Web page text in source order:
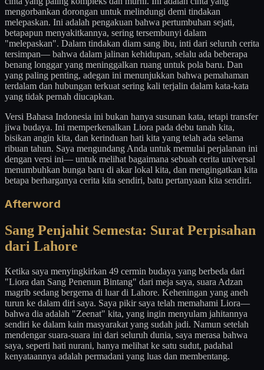
mengorbankan dorongan untuk melindungi demi tindakan
melepaskan. Ini adalah pengakuan bahwa pertumbuhan sejati,
betapapun menyakitkannya, sering tersembunyi dalam
"melepaskan". Dalam tindakan diam sang ibu, inti dari seluruh cerita
tersimpan— bahwa dalam jalinan kehidupan, selalu ada beberapa
benang longgar yang meninggalkan ruang untuk pola baru. Dan
yang paling penting, adegan ini menunjukkan bahwa pemahaman
terdalam dan hubungan terkuat sering kali terjalin dalam kata-kata
yang tidak pernah diucapkan.
Versi Bahasa Indonesia ini bukan hanya susunan kata, tetapi transfer
jiwa budaya. Ini memperkenalkan Liora pada debu tanah kita,
bisikan angin kita, dan kerinduan hati kita yang telah ada selama
ribuan tahun. Saya mengundang Anda untuk memulai perjalanan ini
dengan versi ini— untuk melihat bagaimana sebuah cerita universal
menumbuhkan bunga baru di akar lokal kita, dan mengingatkan kita
betapa berharganya cerita kita sendiri, batu pertanyaan kita sendiri.
Afterword
Sang Penjahit Semesta: Surat Perpisahan
dari Lahore
Ketika saya menyingkirkan 49 cermin budaya yang berbeda dari
"Liora dan Sang Penenun Bintang" dari meja saya, suara Adzan
magrib sedang bergema di luar di Lahore. Keheningan yang aneh
turun ke dalam diri saya. Saya pikir saya telah memahami Liora—
bahwa dia adalah "Zeenat" kita, yang ingin menyulam jahitannya
sendiri ke dalam kain masyarakat yang sudah jadi. Namun setelah
mendengar suara-suara ini dari seluruh dunia, saya merasa bahwa
saya, seperti hati nurani, hanya melihat ke satu sudut, padahal
kenyataannya adalah permadani yang luas dan membentang.